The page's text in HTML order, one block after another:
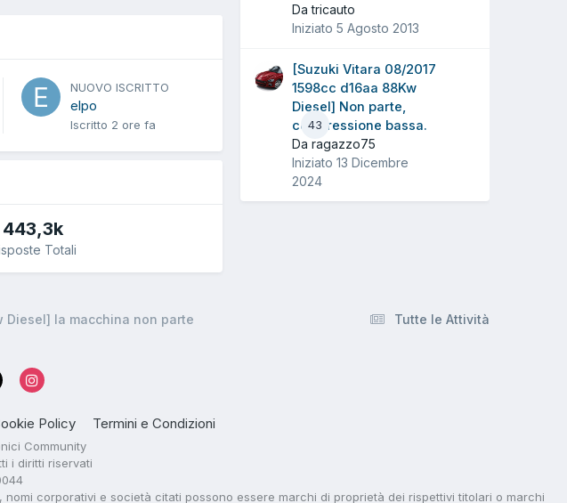
NUOVO ISCRITTO
elpo
Iscritto 2 ore fa
443,3k
Totali
Da tricauto
Iniziato 5 Agosto 2013
43
[Suzuki Vitara 08/2017
1598cc d16aa 88Kw
Diesel] Non parte,
compressione bassa.
Da ragazzo75
Iniziato 13 Dicembre
2024
Tutte le Attività
Diesel] la macchina non parte
Policy Termini e Condizioni
Community
i diritti riservati
corporativi e società citati possono essere marchi di proprietà dei rispettivi titolari o marchi